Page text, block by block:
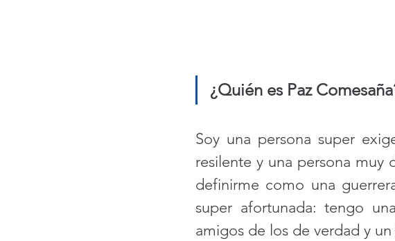
¿Quién es Paz
Soy una persona super
resilente y una persona muy
definirme como una
super afortunada: tengo
amigos de los de verdad y